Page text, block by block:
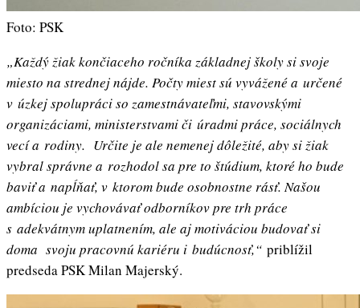
Foto: PSK
„Každý žiak končiaceho ročníka základnej školy si svoje
miesto na strednej nájde. Počty miest sú vyvážené a určené
v úzkej spolupráci so zamestnávateľmi, stavovskými
organizáciami, ministerstvami či úradmi práce, sociálnych
vecí a rodiny. Určite je ale nemenej dôležité, aby si žiak
vybral správne a rozhodol sa pre to štúdium, ktoré ho bude
baviť a napĺňať, v ktorom bude osobnostne rásť. Našou
ambíciou je vychovávať odborníkov pre trh práce
s adekvátnym uplatnením, ale aj motiváciou budovať si
doma svoju pracovnú kariéru i budúcnosť,“ priblížil
predseda PSK Milan Majerský.